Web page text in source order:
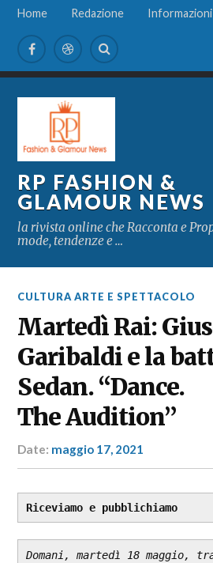
Home Redazione Informazioni
RP FASHION &
GLAMOUR NEWS
la rivista online che Racconta e
mode, tendenze e …
CULTURA ARTE E SPETTACOLO
Martedì Rai:
Garibaldi e la
Sedan. “Dance.
The Audition”
Date: maggio 17, 2021
&
Glamour
News
Riceviamo e pubblichiamo
Domani, martedì 18 maggio,